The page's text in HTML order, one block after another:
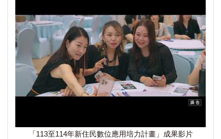
「113至114年新住民數位應用培力計畫」成果影片